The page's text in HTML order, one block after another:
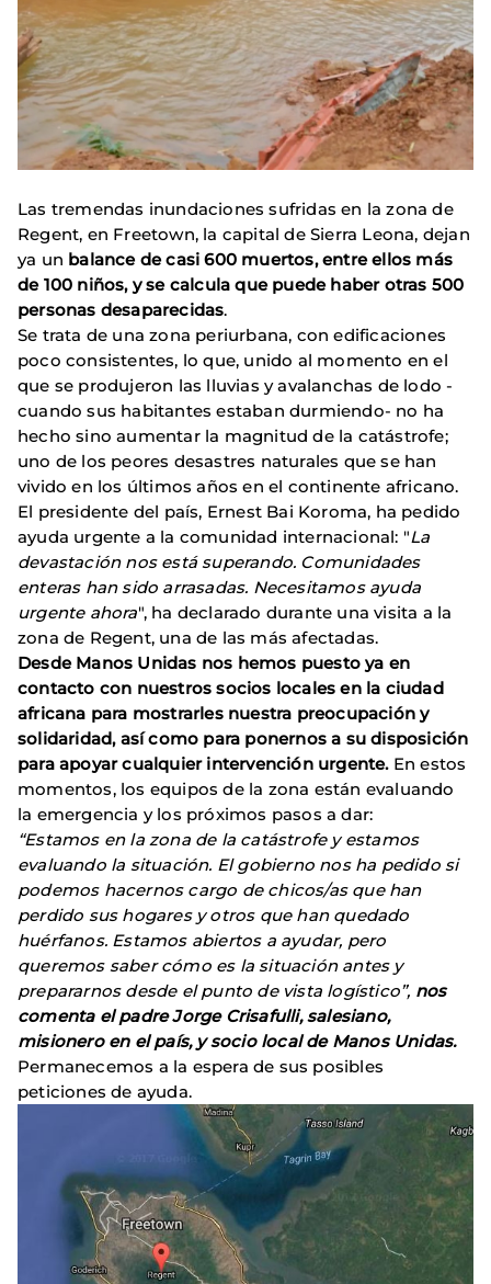
Las tremendas inundaciones sufridas en la zona de
Regent, en Freetown, la capital de Sierra Leona, dejan
ya un balance de casi 600 muertos, entre ellos más
de 100 niños, y se calcula que puede haber otras 500
personas desaparecidas.
Se trata de una zona periurbana, con edificaciones
poco consistentes, lo que, unido al momento en el
que se produjeron las lluvias y avalanchas de lodo -
cuando sus habitantes estaban durmiendo- no ha
hecho sino aumentar la magnitud de la catástrofe;
uno de los peores desastres naturales que se han
vivido en los últimos años en el continente africano.
El presidente del país, Ernest Bai Koroma, ha pedido
ayuda urgente a la comunidad internacional: "La
devastación nos está superando. Comunidades
enteras han sido arrasadas. Necesitamos ayuda
urgente ahora", ha declarado durante una visita a la
zona de Regent, una de las más afectadas.
Desde Manos Unidas nos hemos puesto ya en
contacto con nuestros socios locales en la ciudad
africana para mostrarles nuestra preocupación y
solidaridad, así como para ponernos a su disposición
para apoyar cualquier intervención urgente.En estos
momentos, los equipos de la zona están evaluando
la emergencia y los próximos pasos a dar:
“Estamos en la zona de la catástrofe y estamos
evaluando la situación. El gobierno nos ha pedido si
podemos hacernos cargo de chicos/as que han
perdido sus hogares y otros que han quedado
huérfanos. Estamos abiertos a ayudar, pero
queremos saber cómo es la situación antes y
prepararnos desde el punto de vista logístico”, nos
comenta el padre Jorge Crisafulli, salesiano,
misionero en el país, y socio local de Manos Unidas.
Permanecemos a la espera de sus posibles
peticiones de ayuda.